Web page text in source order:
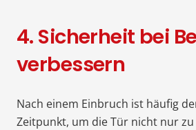
4. Sicherheit bei
verbessern
Nach einem Einbruch ist häufig
Zeitpunkt, um die Tür nicht nur